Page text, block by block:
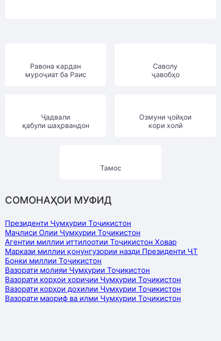
Равона кардан
муроҷиат ба Раис
Саволу
ҷавобҳо
Ҷадвали
қабули шаҳрвандон
Озмуни ҷойҳои
кори холӣ
Тамос
СОМОНАҲОИ МУФИД
Президенти Ҷумҳурии Тоҷикистон
Маҷлиси Олии Ҷумҳурии Тоҷикистон
Агентии миллии иттилоотии Тоҷикистон Ховар
Маркази миллии қонунгузории назди Президенти ҶТ
Бонки миллии Тоҷикистон
Вазорати молияи Ҷумҳурии Тоҷикистон
Вазорати корҳои хориҷии Ҷумҳурии Тоҷикистон
Вазорати корҳои дохилии Ҷумҳурии Тоҷикистон
Вазорати маориф ва илми Ҷумҳурии Тоҷикистон